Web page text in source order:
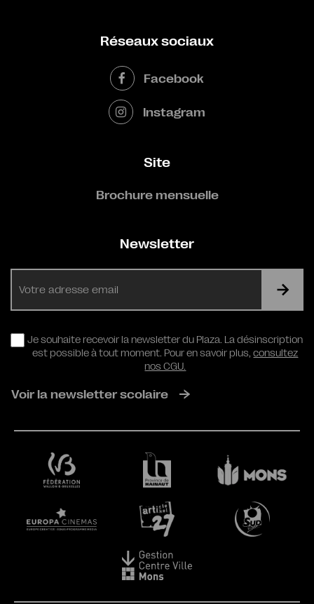
Réseaux sociaux
Facebook
Instagram
Site
Brochure mensuelle
Newsletter
RGPD
Je souhaite recevoir la newsletter du Plaza. La désinscription
est possible à tout moment. Pour en savoir plus,consultez
nos CGU.
Voir la newsletter scolaire